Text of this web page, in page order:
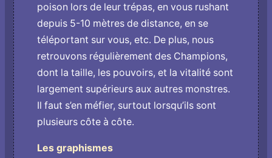
poison lors de leur trépas, en vous rushant
depuis 5-10 mètres de distance, en se
téléportant sur vous, etc. De plus, nous
retrouvons régulièrement des Champions,
dont la taille, les pouvoirs, et la vitalité sont
largement supérieurs aux autres monstres.
Il faut s’en méfier, surtout lorsqu’ils sont
plusieurs côte à côte.
Les graphismes